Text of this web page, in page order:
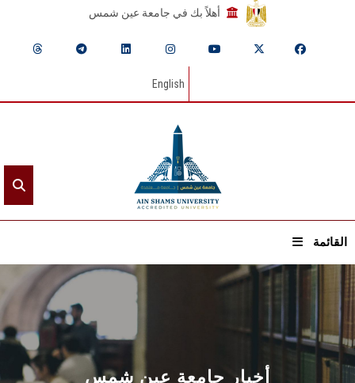
أهلاً بك في جامعة عين شمس
English
القائمة
الرئيسيـة
عن الجامعة
القطاعـات أخبار جامعة عين شمس